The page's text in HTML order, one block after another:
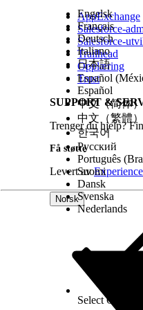
Innebygd
Builder. Bruk
Test
Utfør testkall
utløses som
Veisperringer å se
Vær
Geografisk
opererer, før
Avslutning av
når du
IVR
Dette er den
Tidslinjer for
Existing
HJALP DENNE
AppExchange
Salesforce-
Salesforce-
Trailhead
Opplæring
Trust
SUPPORT &
Trenger du hjelp?
Få støtte
Levert av
Norsk
Engelsk
Français
Deutsch
Italiano
日本語
Español
Español
中文（简体）
中文（繁體）
한국어
Русский
Português
Suomi
Dansk
Svenska
Nederlands
Select Org